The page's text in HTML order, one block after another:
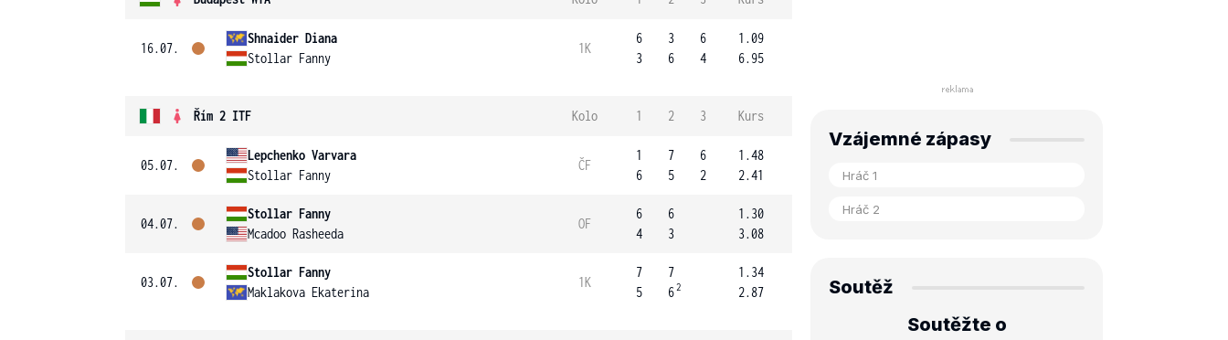
16.07.
Shnaider Diana
Stollar Fanny
1K
6
3
3
6
6
4
1.09
6.95
Řím 2 ITF Kolo 1 2 3 Kurs
05.07.
Lepchenko Varvara
Stollar Fanny
ČF
1
6
7
5
6
2
1.48
2.41
04.07.
Stollar Fanny
Mcadoo Rasheeda
OF
6
4
6
3
1.30
3.08
03.07.
Stollar Fanny
Maklakova Ekaterina
1K
7
5
7
62
1.34
2.87
Vzájemné zápasy
Soutěž
Soutěžte o